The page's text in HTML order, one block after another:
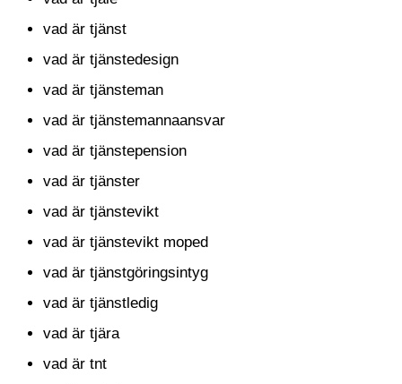
vad är tjänst
vad är tjänstedesign
vad är tjänsteman
vad är tjänstemannaansvar
vad är tjänstepension
vad är tjänster
vad är tjänstevikt
vad är tjänstevikt moped
vad är tjänstgöringsintyg
vad är tjänstledig
vad är tjära
vad är tnt